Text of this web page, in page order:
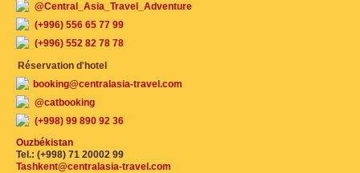
@Central_Asia_Travel_Adventure
(+996) 556 65 77 99
(+996) 552 82 78 78
Réservation d'hotel
booking@centralasia-travel.com
@catbooking
(+998) 99 890 92 36
Ouzbékistan
Tel.: (+998) 71 20002 99
Tashkent@centralasia-travel.com